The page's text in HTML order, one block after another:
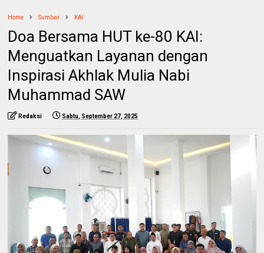
Home Sumbar KAI
Doa Bersama HUT ke-80 KAI:
Menguatkan Layanan dengan
Inspirasi Akhlak Mulia Nabi
Muhammad SAW
Redaksi Sabtu, September 27, 2025